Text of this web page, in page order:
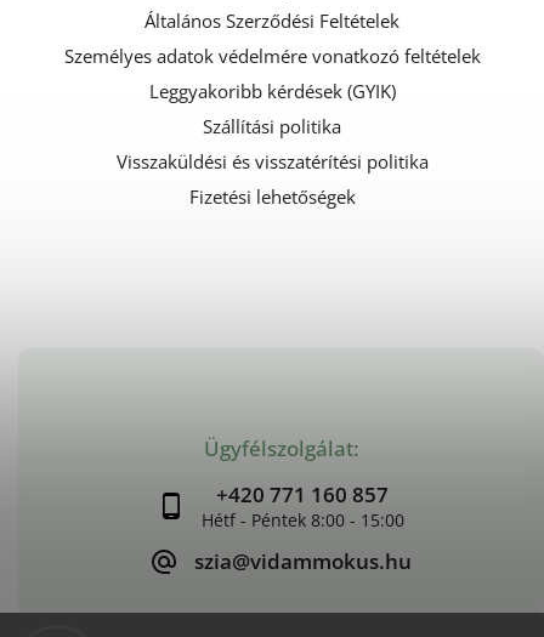
Ügyfélszolgálat:
+420 771 160 857
szia@vidammokus.hu
Általános Szerződési Feltételek
Személyes adatok védelmére vonatkozó feltételek
Leggyakoribb kérdések (GYIK)
Szállítási politika
Visszaküldési és visszatérítési politika
Fizetési lehetőségek